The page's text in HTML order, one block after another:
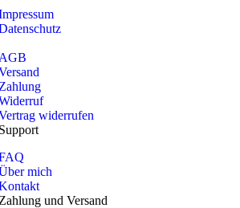
widerrufen
mich
und Versand